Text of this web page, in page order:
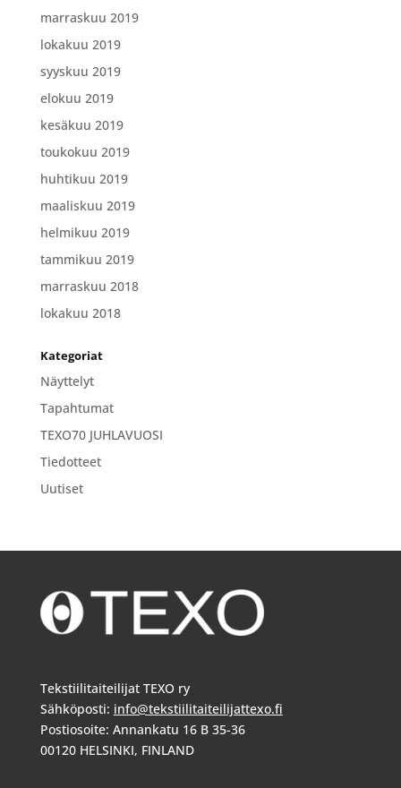
marraskuu 2019
lokakuu 2019
syyskuu 2019
elokuu 2019
kesäkuu 2019
toukokuu 2019
huhtikuu 2019
maaliskuu 2019
helmikuu 2019
tammikuu 2019
marraskuu 2018
lokakuu 2018
Kategoriat
Näyttelyt
Tapahtumat
TEXO70 JUHLAVUOSI
Tiedotteet
Uutiset
Tekstiilitaiteilijat TEXO ry
Sähköposti: info@tekstiilitaiteilijattexo.fi
Postiosoite: Annankatu 16 B 35-36
00120 HELSINKI, FINLAND